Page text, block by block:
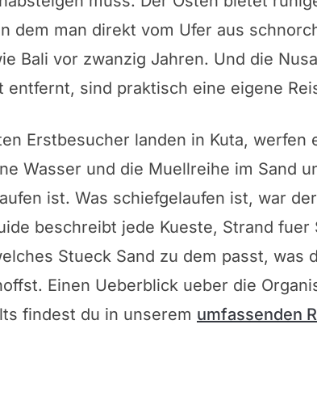
dem man direkt vom Ufer aus
Bali vor zwanzig Jahren. Und die
entfernt, sind praktisch eine eigene
Erstbesucher landen in Kuta, werfen
Wasser und die Muellreihe im Sand
ist. Was schiefgelaufen ist, war
beschreibt jede Kueste, Strand fuer
Stueck Sand zu dem passt, was
Einen Ueberblick ueber die
findest du in unserem umfassenden